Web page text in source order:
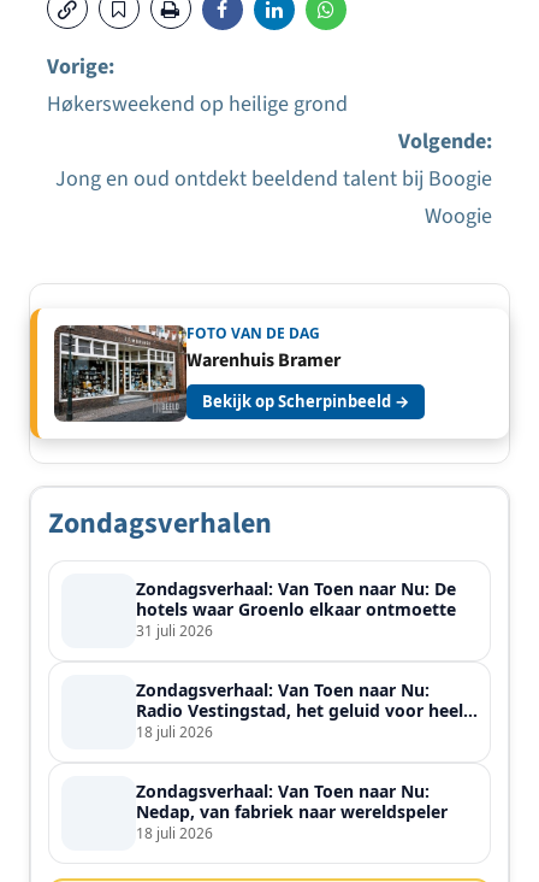
navigatie
Vorige:
Høkersweekend op heilige grond
Volgende:
Jong en oud ontdekt beeldend talent bij Boogie
Woogie
FOTO VAN DE DAG
Warenhuis Bramer
Bekijk op Scherpinbeeld →
Zondagsverhalen
Zondagsverhaal: Van Toen naar Nu: De
hotels waar Groenlo elkaar ontmoette
31 juli 2026
Zondagsverhaal: Van Toen naar Nu:
Radio Vestingstad, het geluid voor heel
de streek
18 juli 2026
Zondagsverhaal: Van Toen naar Nu:
Nedap, van fabriek naar wereldspeler
18 juli 2026